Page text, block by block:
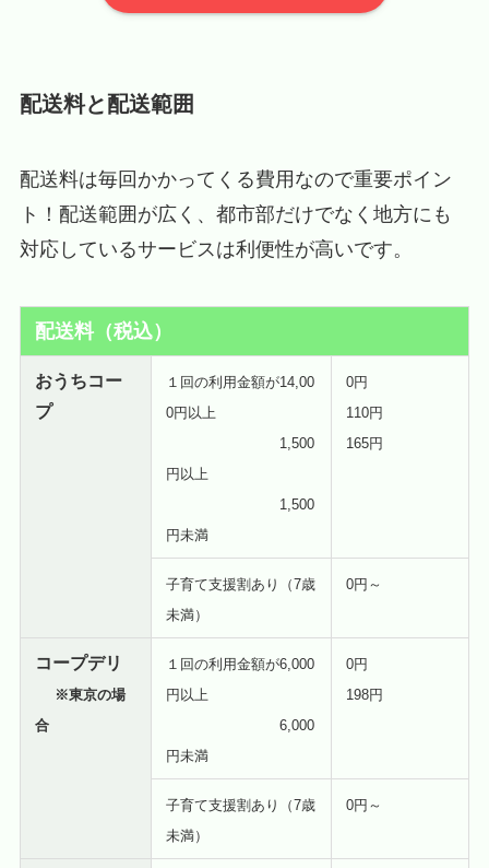
配送料と配送範囲
配送料は毎回かかってくる費用なので重要ポイン
ト！配送範囲が広く、都市部だけでなく地方にも
対応しているサービスは利便性が高いです。
配送料（税込）
おうちコー
プ
１回の利用金額が14,00
0円以上
1,500
円以上
1,500
円未満
0円
110円
165円
子育て支援割あり（7歳
未満）
0円～
コープデリ
※東京の場
合
１回の利用金額が6,000
円以上
6,000
円未満
0円
198円
子育て支援割あり（7歳
未満）
0円～